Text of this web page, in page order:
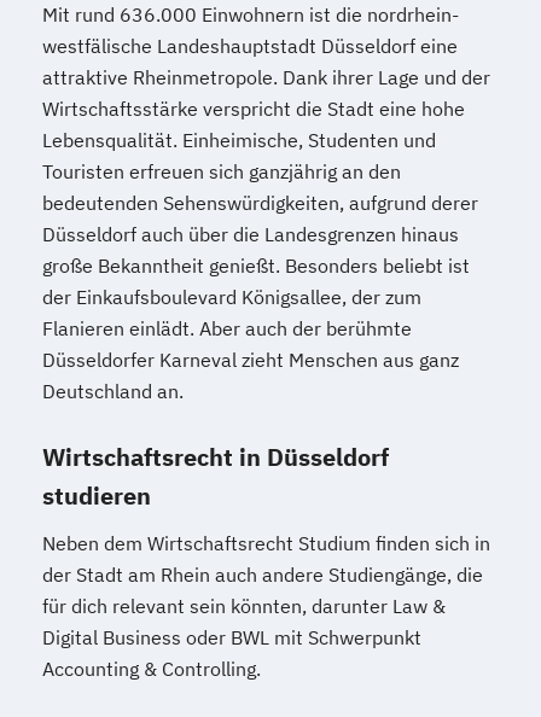
Mit rund 636.000 Einwohnern ist die nordrhein-
westfälische Landeshauptstadt Düsseldorf eine
attraktive Rheinmetropole. Dank ihrer Lage und der
Wirtschaftsstärke verspricht die Stadt eine hohe
Lebensqualität. Einheimische, Studenten und
Touristen erfreuen sich ganzjährig an den
bedeutenden Sehenswürdigkeiten, aufgrund derer
Düsseldorf auch über die Landesgrenzen hinaus
große Bekanntheit genießt. Besonders beliebt ist
der Einkaufsboulevard Königsallee, der zum
Flanieren einlädt. Aber auch der berühmte
Düsseldorfer Karneval zieht Menschen aus ganz
Deutschland an.
Wirtschaftsrecht in Düsseldorf
studieren
Neben dem Wirtschaftsrecht Studium finden sich in
der Stadt am Rhein auch andere Studiengänge, die
für dich relevant sein könnten, darunter Law &
Digital Business oder BWL mit Schwerpunkt
Accounting & Controlling.